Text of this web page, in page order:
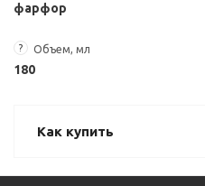
фарфор
? Объем, мл
180
Как купить